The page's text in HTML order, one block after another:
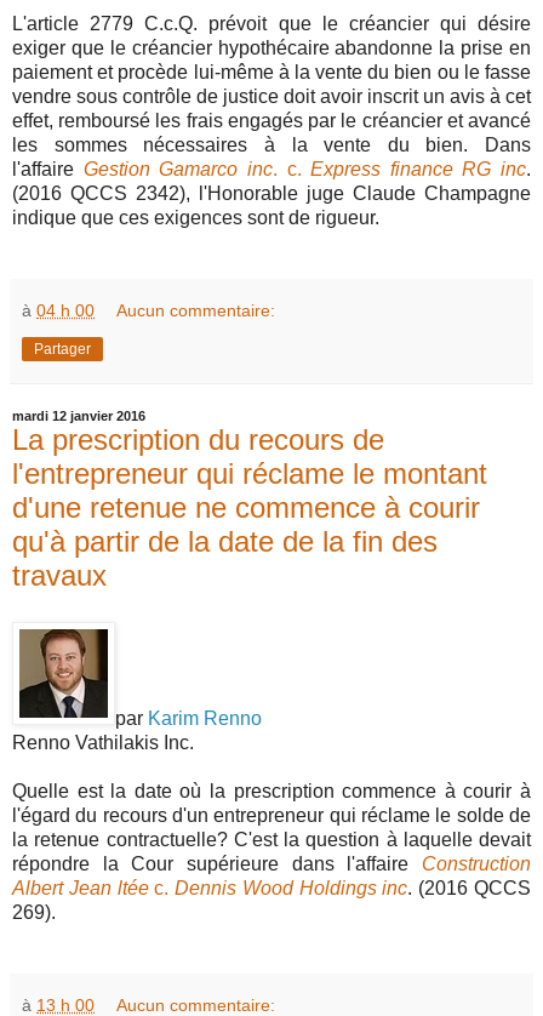
L'article 2779 C.c.Q. prévoit que le créancier qui désire
exiger que le créancier hypothécaire abandonne la prise en
paiement et procède lui-même à la vente du bien ou le fasse
vendre sous contrôle de justice doit avoir inscrit un avis à cet
effet, remboursé les frais engagés par le créancier et avancé
les sommes nécessaires à la vente du bien. Dans
l'affaire Gestion Gamarco inc. c.Express finance RG inc.
(2016 QCCS 2342), l'Honorable juge Claude Champagne
indique que ces exigences sont de rigueur.
à 04 h 00 Aucun commentaire:
Partager
mardi 12 janvier 2016
La prescription du recours de
l'entrepreneur qui réclame le montant
d'une retenue ne commence à courir
qu'à partir de la date de la fin des
travaux
par Karim Renno
Renno Vathilakis Inc.
Quelle est la date où la prescription commence à courir à
l'égard du recours d'un entrepreneur qui réclame le solde de
la retenue contractuelle? C'est la question à laquelle devait
répondre la Cour supérieure dans l'affaire Construction
Albert Jean ltéec.Dennis Wood Holdings inc. (2016 QCCS
269).
à 13 h 00 Aucun commentaire: